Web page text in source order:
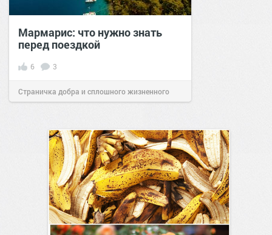
Мармарис: что нужно знать
перед поездкой
6 3
Страничка добра и сплошного жизненного